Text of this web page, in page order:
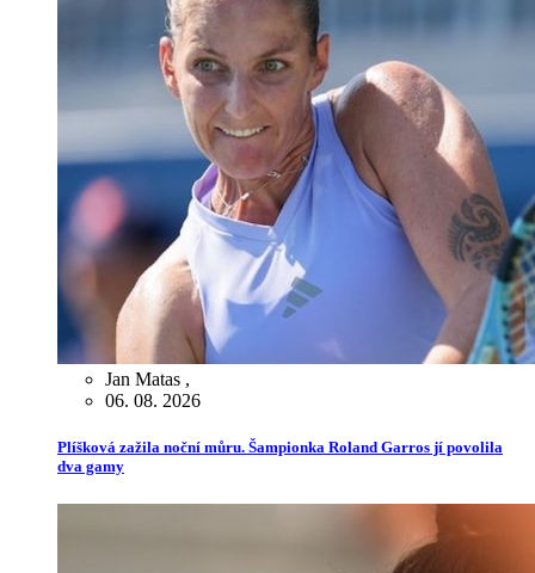
Jan Matas ,
06. 08. 2026
Plíšková zažila noční můru. Šampionka Roland Garros jí povolila
dva gamy